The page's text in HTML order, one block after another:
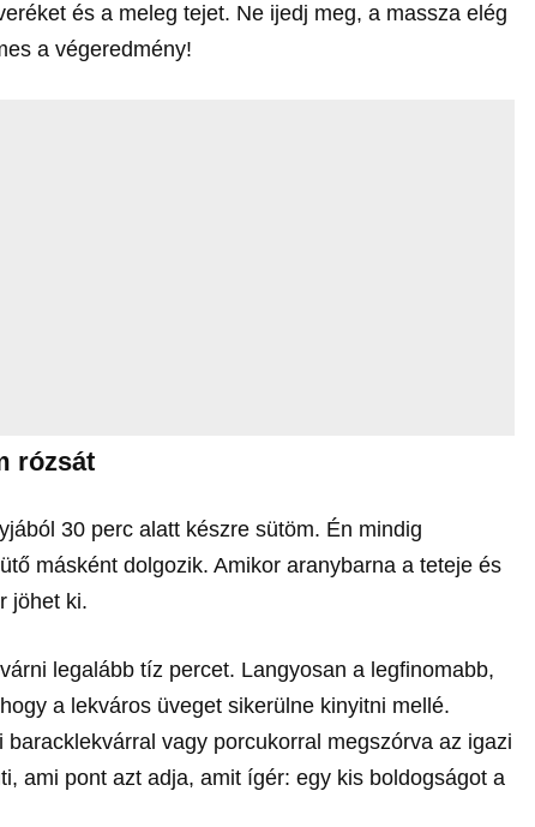
és a meleg tejet. Ne ijedj meg, a massza elég
a végeredmény!
rózsát
30 perc alatt készre sütöm. Én mindig
másként dolgozik. Amikor aranybarna a teteje és
jöhet ki.
legalább tíz percet. Langyosan a legfinomabb,
a lekváros üveget sikerülne kinyitni mellé.
vagy porcukorral megszórva az igazi
ami pont azt adja, amit ígér: egy kis boldogságot a